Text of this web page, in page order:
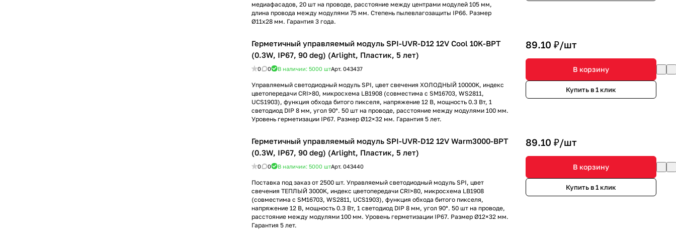
медиафасадов, 20 шт на проводе, расстояние между центрами модулей 105 мм,
длина провода между модулями 75 мм. Степень пылевлагозащиты IP66. Размер
Ø11x28 мм. Гарантия 3 года.
Герметичный управляемый модуль SPI-UVR-D12 12V Cool 10K-BPT
(0.3W, IP67, 90 deg) (Arlight, Пластик, 5 лет)
0 0 В наличии: 5000 штАрт. 043437
Управляемый светодиодный модуль SPI, цвет свечения ХОЛОДНЫЙ 10000K, индекс
цветопередачи CRI>80, микросхема LB1908 (совместима с SM16703, WS2811,
UCS1903), функция обхода битого пикселя, напряжение 12 В, мощность 0.3 Вт, 1
светодиод DIP 8 мм, угол 90°. 50 шт на проводе, расстояние между модулями 100 мм.
Уровень герметизации IP67. Размер Ø12×32 мм. Гарантия 5 лет.
89.10 ₽/шт
В корзину
Купить в 1 клик
Герметичный управляемый модуль SPI-UVR-D12 12V Warm3000-BPT
(0.3W, IP67, 90 deg) (Arlight, Пластик, 5 лет)
0 0 В наличии: 5000 штАрт. 043440
Поставка под заказ от 2500 шт. Управляемый светодиодный модуль SPI, цвет
свечения ТЕПЛЫЙ 3000K, индекс цветопередачи CRI>80, микросхема LB1908
(совместима с SM16703, WS2811, UCS1903), функция обхода битого пикселя,
напряжение 12 В, мощность 0.3 Вт, 1 светодиод DIP 8 мм, угол 90°. 50 шт на проводе,
расстояние между модулями 100 мм. Уровень герметизации IP67. Размер Ø12×32 мм.
Гарантия 5 лет.
89.10 ₽/шт
В корзину
Купить в 1 клик